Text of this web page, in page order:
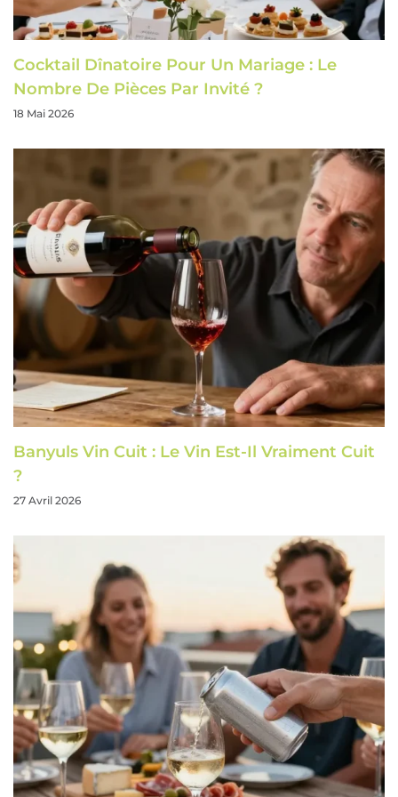
Cocktail Dînatoire Pour Un Mariage : Le
Nombre De Pièces Par Invité ?
18 Mai 2026
Banyuls Vin Cuit : Le Vin Est-Il Vraiment Cuit
?
27 Avril 2026